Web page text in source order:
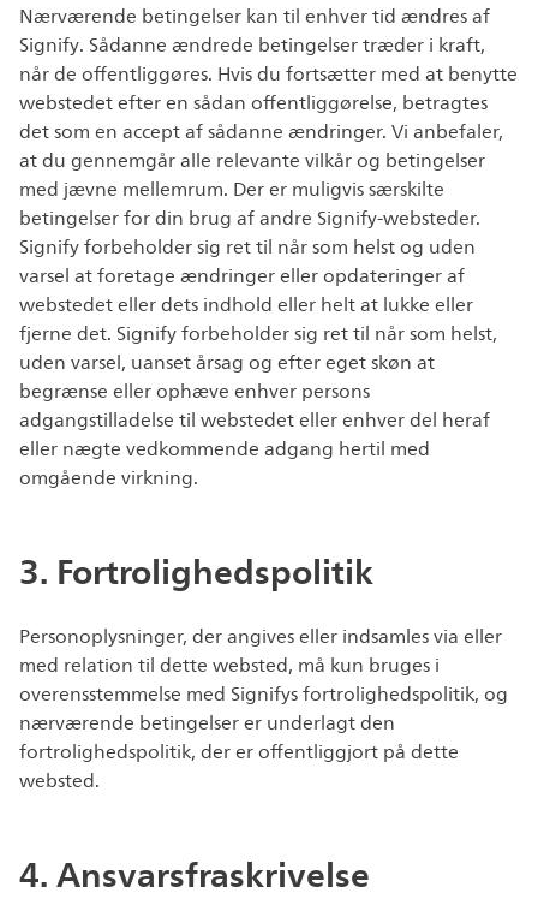
Nærværende betingelser kan til enhver tid ændres af
Signify. Sådanne ændrede betingelser træder i kraft,
når de offentliggøres. Hvis du fortsætter med at benytte
webstedet efter en sådan offentliggørelse, betragtes
det som en accept af sådanne ændringer. Vi anbefaler,
at du gennemgår alle relevante vilkår og betingelser
med jævne mellemrum. Der er muligvis særskilte
betingelser for din brug af andre Signify-websteder.
Signify forbeholder sig ret til når som helst og uden
varsel at foretage ændringer eller opdateringer af
webstedet eller dets indhold eller helt at lukke eller
fjerne det. Signify forbeholder sig ret til når som helst,
uden varsel, uanset årsag og efter eget skøn at
begrænse eller ophæve enhver persons
adgangstilladelse til webstedet eller enhver del heraf
eller nægte vedkommende adgang hertil med
omgående virkning.
3. Fortrolighedspolitik
Personoplysninger, der angives eller indsamles via eller
med relation til dette websted, må kun bruges i
overensstemmelse med Signifys fortrolighedspolitik, og
nærværende betingelser er underlagt den
fortrolighedspolitik, der er offentliggjort på dette
websted.
4. Ansvarsfraskrivelse